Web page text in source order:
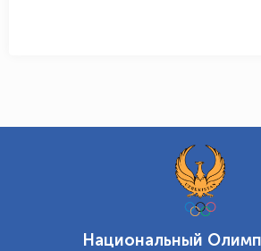
Национальный